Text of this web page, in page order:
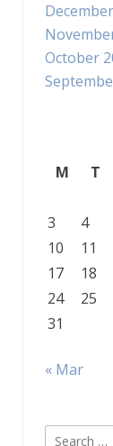
October
M
T
3
4
10
11
17
18
24
25
31
« Mar
Search